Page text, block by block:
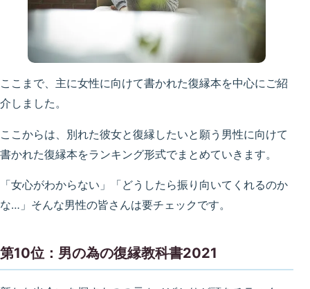
ここまで、主に女性に向けて書かれた復縁本を中心にご紹
介しました。
ここからは、別れた彼女と復縁したいと願う男性に向けて
書かれた復縁本をランキング形式でまとめていきます。
「女心がわからない」「どうしたら振り向いてくれるのか
な…」そんな男性の皆さんは要チェックです。
第10位：男の為の復縁教科書2021